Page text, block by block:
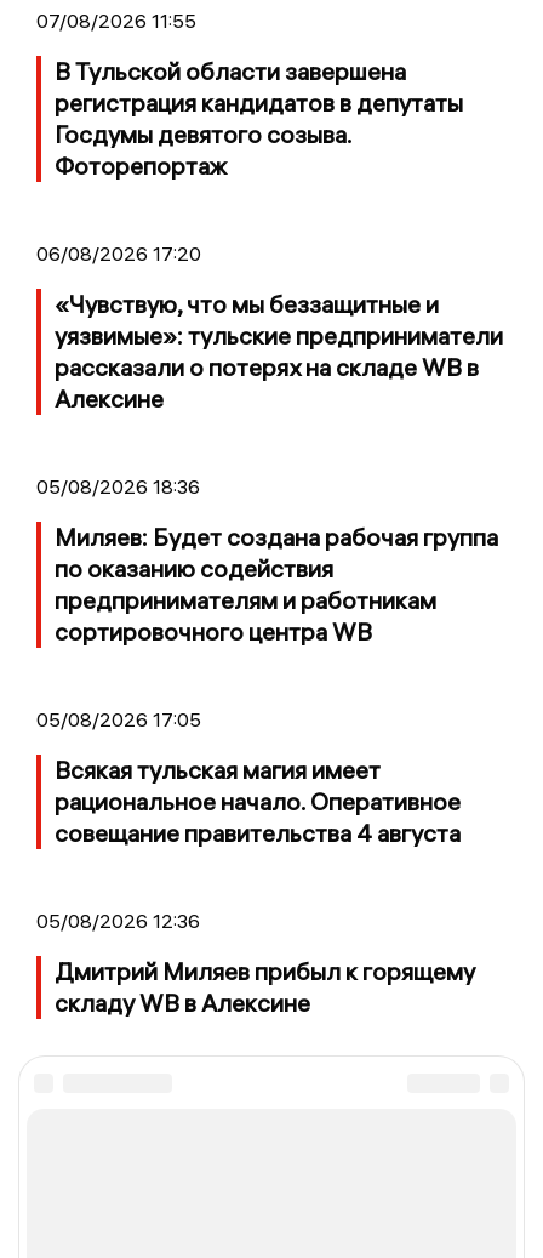
07/08/2026 11:55
В Тульской области завершена
регистрация кандидатов в депутаты
Госдумы девятого созыва.
Фоторепортаж
06/08/2026 17:20
«Чувствую, что мы беззащитные и
уязвимые»: тульские предприниматели
рассказали о потерях на складе WB в
Алексине
05/08/2026 18:36
Миляев: Будет создана рабочая группа
по оказанию содействия
предпринимателям и работникам
сортировочного центра WB
05/08/2026 17:05
Всякая тульская магия имеет
рациональное начало. Оперативное
совещание правительства 4 августа
05/08/2026 12:36
Дмитрий Миляев прибыл к горящему
складу WB в Алексине